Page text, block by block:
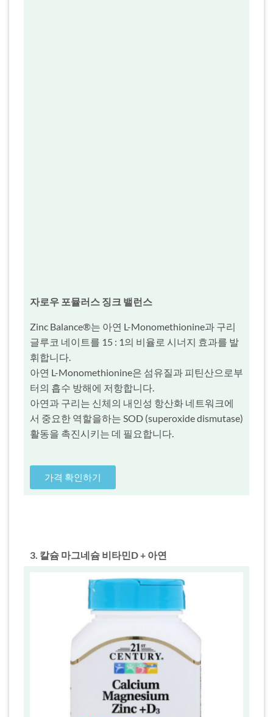
자로우 포뮬러스 징크 밸런스
Zinc Balance®는 아연 L-Monomethionine과 구리
글루코 네이트를 15 : 1의 비율로 시너지 효과를 발
휘합니다.
아연 L-Monomethionine은 섬유질과 피틴산으로부
터의 흡수 방해에 저항합니다.
아연과 구리는 신체의 내인성 항산화 네트워크에
서 중요한 역할을하는 SOD (superoxide dismutase)
활동을 촉진시키는 데 필요합니다.
가격 확인하기
3. 칼슘 마그네슘 비타민D + 아연